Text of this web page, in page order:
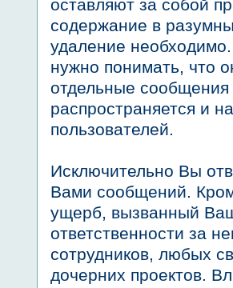
оставляют за собой
содержание в
удаление
нужно понимать, что
отдельные сообщения
распространяется и
пользователей.
Исключительно Вы
Вами сообщений.
ущерб, вызванный
ответственности за
сотрудников, любых
дочерних проектов.